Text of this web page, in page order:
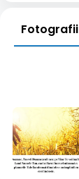
Fotografii